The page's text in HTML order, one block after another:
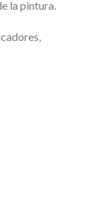
la pintura.